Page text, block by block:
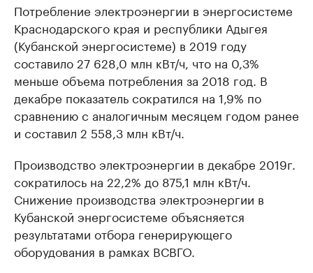
Потребление электроэнергии в энергосистеме
Краснодарского края и республики Адыгея
(Кубанской энергосистеме) в 2019 году
составило 27 628,0 млн кВт/ч, что на 0,3%
меньше объема потребления за 2018 год. В
декабре показатель сократился на 1,9% по
сравнению с аналогичным месяцем годом ранее
и составил 2 558,3 млн кВт/ч.
Производство электроэнергии в декабре 2019г.
сократилось на 22,2% до 875,1 млн кВт/ч.
Снижение производства электроэнергии в
Кубанской энергосистеме объясняется
результатами отбора генерирующего
оборудования в рамках ВСВГО.